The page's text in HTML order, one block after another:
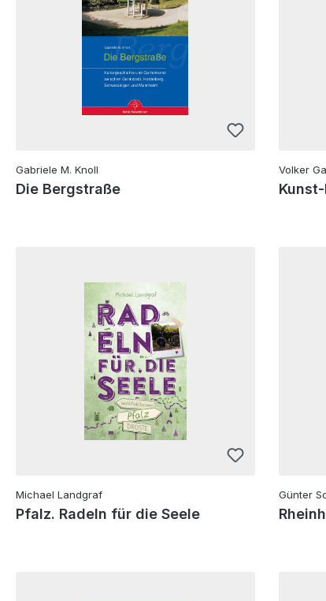
Gabriele M. Knoll
Die Bergstraße
Volker
Michael Landgraf
Pfalz. Radeln für die Seele
Günter